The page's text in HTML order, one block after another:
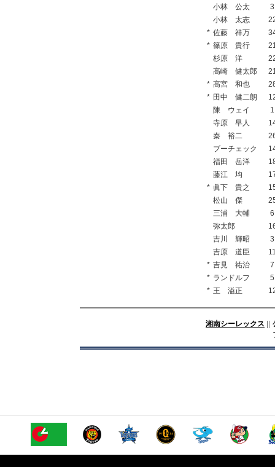
小林 公太
3
小林 太志
* 佐藤 祥万
* 篠原 貴行
杉原 洋
高崎 健太郎
* 高宮 和也
* 田中 健二朗
陳 ウェイ
1
寺原 早人
秦 裕二
ブーチェック
福田 岳洋
藤江 均
* 眞下 貴之
松山 傑
三浦 大輔
6
弥太郎
吉川 輝昭
3
吉原 道臣
* 吉見 祐治
7
* ランドルフ
5
* 王 溢正
湘南シーレックス